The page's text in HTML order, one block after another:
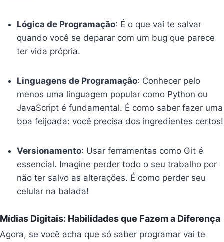
Lógica de Programação: É o que vai te salvar
quando você se deparar com um bug que parece
ter vida própria.
Linguagens de Programação: Conhecer pelo
menos uma linguagem popular como Python ou
JavaScript é fundamental. É como saber fazer uma
boa feijoada: você precisa dos ingredientes certos!
Versionamento: Usar ferramentas como Git é
essencial. Imagine perder todo o seu trabalho por
não ter salvo as alterações. É como perder seu
celular na balada!
Mídias Digitais: Habilidades que Fazem a Diferença
Agora, se você acha que só saber programar vai te